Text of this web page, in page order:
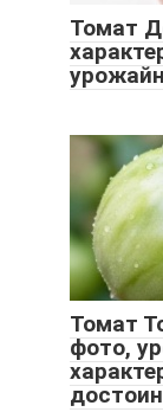
Томат
Томат
фото,